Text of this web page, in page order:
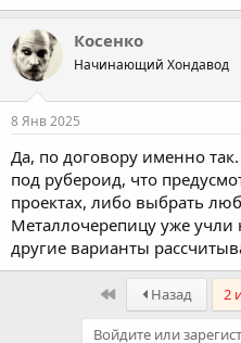
Косенко
Начинающий Хондавод
8 Янв 2025
Да, по договору именно
под рубероид, что
проектах, либо выбрать
Металлочерепицу уже учли
другие варианты
First Назад 2
Войдите или